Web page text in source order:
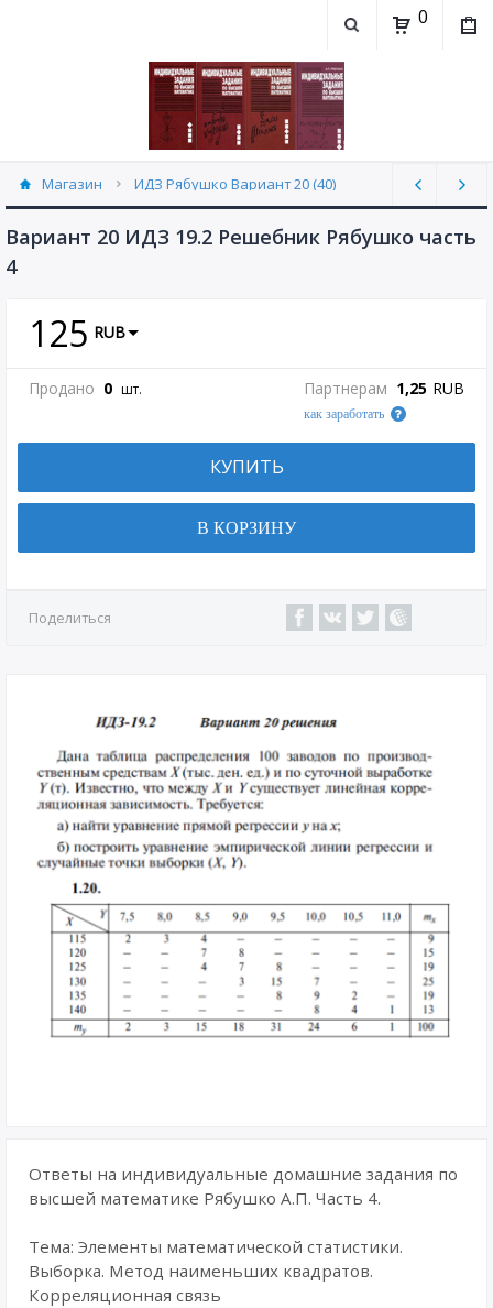
0
Магазин ИДЗ Рябушко Вариант 20 (40)
Вариант 20 ИДЗ 19.2 Решебник Рябушко часть
4
125 RUB
Продано 0 шт. Партнерам 1,25 RUB
как заработать
КУПИТЬ
В КОРЗИНУ
Поделиться
Ответы на индивидуальные домашние задания по
высшей математике Рябушко А.П. Часть 4.
Тема: Элементы математической статистики.
Выборка. Метод наименьших квадратов.
Корреляционная связь